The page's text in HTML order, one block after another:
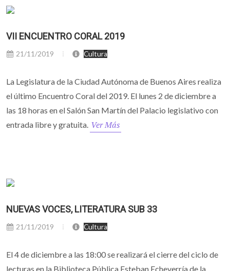
VII ENCUENTRO CORAL 2019
21/11/2019 Cultura
La Legislatura de la Ciudad Autónoma de Buenos Aires realiza
el último Encuentro Coral del 2019. El lunes 2 de diciembre a
las 18 horas en el Salón San Martín del Palacio legislativo con
entrada libre y gratuita. Ver Más
NUEVAS VOCES, LITERATURA SUB 33
21/11/2019 Cultura
El 4 de diciembre a las 18:00 se realizará el cierre del ciclo de
lecturas en la Biblioteca Pública Esteban Echeverría de la